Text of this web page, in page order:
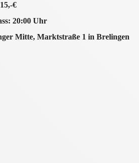
€
20:00 Uhr
Mitte, Marktstraße 1 in Brelingen